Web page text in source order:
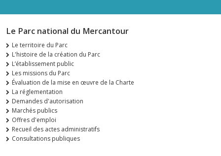
Le Parc national du Mercantour
Le territoire du Parc
L'histoire de la création du Parc
L’établissement public
Les missions du Parc
Évaluation de la mise en œuvre de la Charte
La réglementation
Demandes d'autorisation
Marchés publics
Offres d'emploi
Recueil des actes administratifs
Consultations publiques